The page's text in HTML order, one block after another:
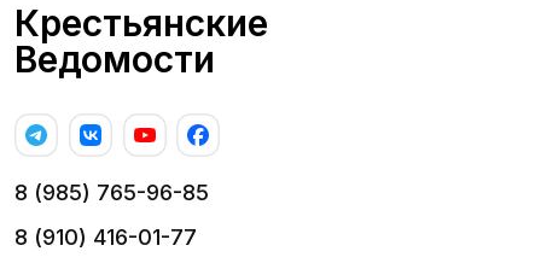
Крестьянские
Ведомости
8 (985) 765-96-85
8 (910) 416-01-77